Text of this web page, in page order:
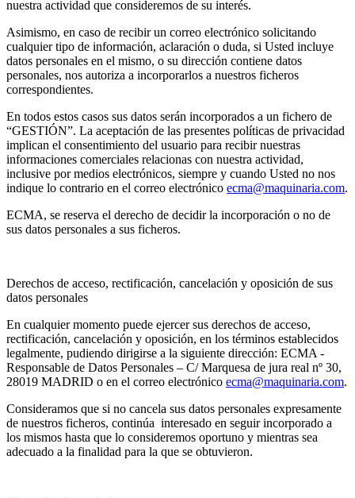
nuestra actividad que consideremos de su interés.
Asimismo, en caso de recibir un correo electrónico solicitando
cualquier tipo de información, aclaración o duda, si Usted incluye
datos personales en el mismo, o su dirección contiene datos
personales, nos autoriza a incorporarlos a nuestros ficheros
correspondientes.
En todos estos casos sus datos serán incorporados a un fichero de
“GESTIÓN”. La aceptación de las presentes políticas de privacidad
implican el consentimiento del usuario para recibir nuestras
informaciones comerciales relacionas con nuestra actividad,
inclusive por medios electrónicos, siempre y cuando Usted no nos
indique lo contrario en el correo electrónico ecma@maquinaria.com.
ECMA, se reserva el derecho de decidir la incorporación o no de
sus datos personales a sus ficheros.
Derechos de acceso, rectificación, cancelación y oposición de sus
datos personales
En cualquier momento puede ejercer sus derechos de acceso,
rectificación, cancelación y oposición, en los términos establecidos
legalmente, pudiendo dirigirse a la siguiente dirección: ECMA -
Responsable de Datos Personales – C/ Marquesa de jura real nº 30,
28019 MADRID o en el correo electrónico ecma@maquinaria.com.
Consideramos que si no cancela sus datos personales expresamente
de nuestros ficheros, continúa interesado en seguir incorporado a
los mismos hasta que lo consideremos oportuno y mientras sea
adecuado a la finalidad para la que se obtuvieron.